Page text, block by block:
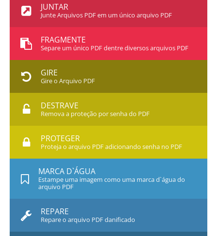
JUNTAR
Junte Arquivos PDF em um único arquivo PDF
FRAGMENTE
Separe um único PDF dentre diversos arquivos PDF
GIRE
Gire o Arquivo PDF
DESTRAVE
Remova a proteção por senha do PDF
PROTEGER
Proteja o arquivo PDF adicionando senha no PDF
MARCA D`ÁGUA
Estampe uma imagem como uma marca d`água do
arquivo PDF
REPARE
Repare o arquivo PDF danificado